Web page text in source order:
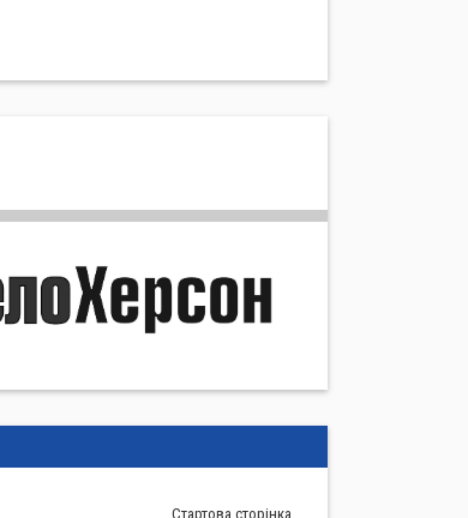
Стартова сторiнка